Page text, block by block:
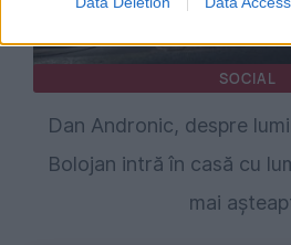
SOCIAL
Dan Andronic, despre
Bolojan intră în casă cu
mai